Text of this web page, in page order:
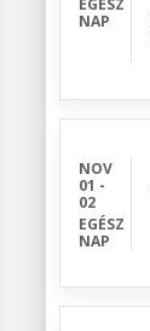
NAP
NOV
01 -
02
EGÉSZ
NAP